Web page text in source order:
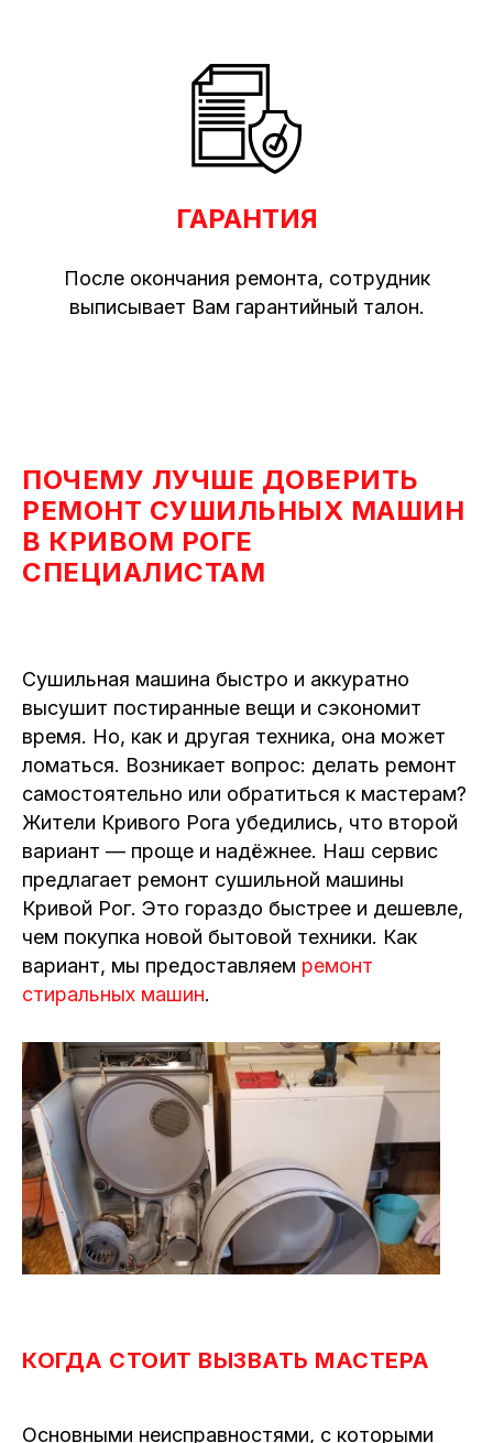
ГАРАНТИЯ
После окончания ремонта, сотрудник
выписывает Вам гарантийный талон.
ПОЧЕМУ ЛУЧШЕ ДОВЕРИТЬ
РЕМОНТ СУШИЛЬНЫХ МАШИН
В КРИВОМ РОГЕ
СПЕЦИАЛИСТАМ
Сушильная машина быстро и аккуратно
высушит постиранные вещи и сэкономит
время. Но, как и другая техника, она может
ломаться. Возникает вопрос: делать ремонт
самостоятельно или обратиться к мастерам?
Жители Кривого Рога убедились, что второй
вариант — проще и надёжнее. Наш сервис
предлагает ремонт сушильной машины
Кривой Рог. Это гораздо быстрее и дешевле,
чем покупка новой бытовой техники. Как
вариант, мы предоставляем ремонт
стиральных машин.
КОГДА СТОИТ ВЫЗВАТЬ МАСТЕРА
Основными неисправностями, с которыми